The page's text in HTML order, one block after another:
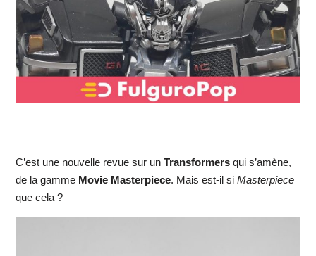
C’est une nouvelle revue sur un Transformers qui s’amène,
de la gamme Movie Masterpiece. Mais est-il si Masterpiece
que cela ?